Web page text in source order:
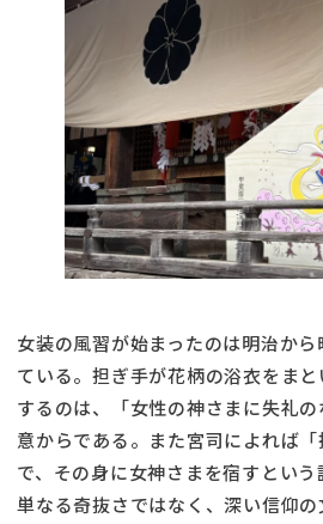
女装の風習が始まったのは明治か
ている。担ぎ手が花柄の浴衣をま
するのは、「女性の神さまに失礼
意からである。また宮司によれば
で、その身に女神さまを宿すという
単なる奇抜さではなく、深い信仰の